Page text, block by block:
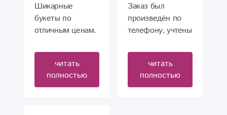
Шикарные
букеты по
отличным ценам.
особенно
порадовала!
Прекрасный
магазин?
читать
полностью
Заказ был
произведён по
телефону, учтены
пожелания! Букет
шикарный,
доставка
вовремя!
читать
полностью